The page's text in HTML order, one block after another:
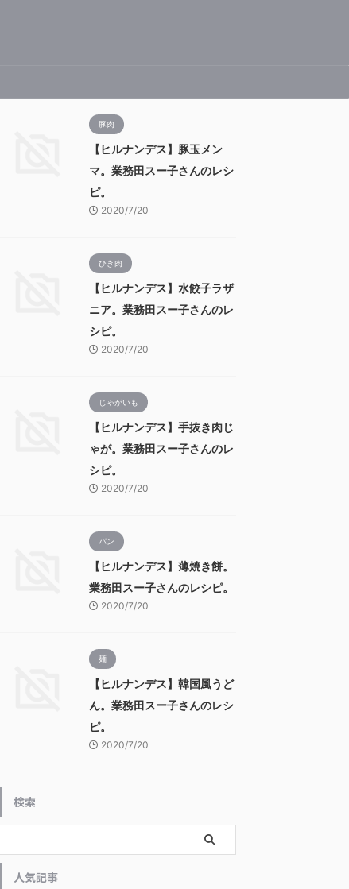
豚肉
【ヒルナンデス】豚玉メン
マ。業務田スー子さんのレシ
ピ。
2020/7/20
ひき肉
【ヒルナンデス】水餃子ラザ
ニア。業務田スー子さんのレ
シピ。
2020/7/20
じゃがいも
【ヒルナンデス】手抜き肉じ
ゃが。業務田スー子さんのレ
シピ。
2020/7/20
パン
【ヒルナンデス】薄焼き餅。
業務田スー子さんのレシピ。
2020/7/20
麺
【ヒルナンデス】韓国風うど
ん。業務田スー子さんのレシ
ピ。
2020/7/20
検索
人気記事